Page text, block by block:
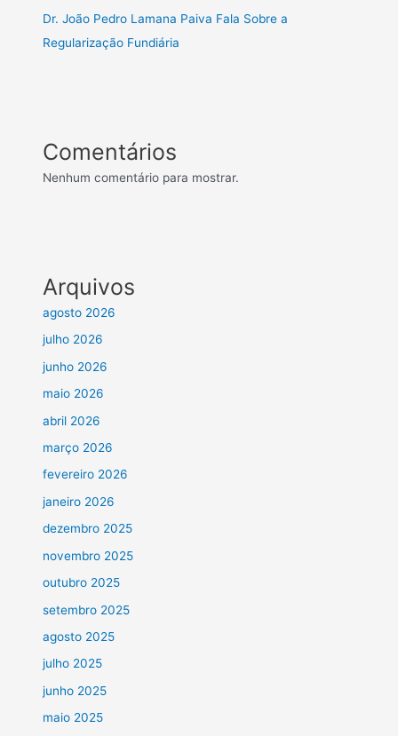
Dr. João Pedro Lamana Paiva Fala Sobre a
Regularização Fundiária
Comentários
Nenhum comentário para mostrar.
Arquivos
agosto 2026
julho 2026
junho 2026
maio 2026
abril 2026
março 2026
fevereiro 2026
janeiro 2026
dezembro 2025
novembro 2025
outubro 2025
setembro 2025
agosto 2025
julho 2025
junho 2025
maio 2025